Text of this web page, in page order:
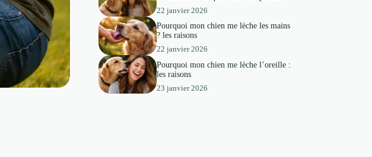
22 janvier 2026
Pourquoi mon chien me lèche les mains
? les raisons
22 janvier 2026
Pourquoi mon chien me lèche l’oreille :
les raisons
23 janvier 2026